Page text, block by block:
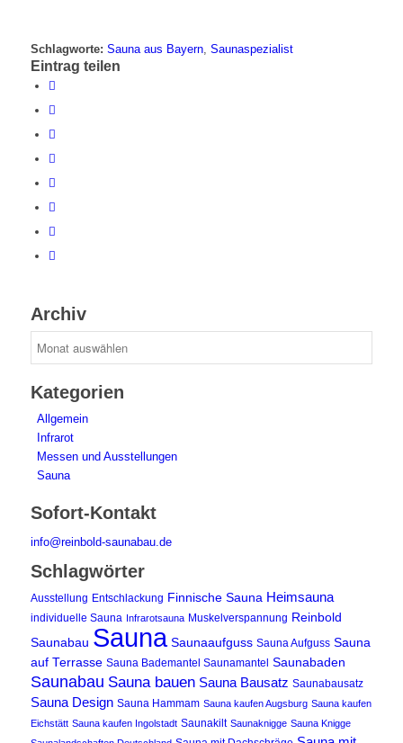
Schlagworte: Sauna aus Bayern, Saunaspezialist
Eintrag teilen
Archiv
Kategorien
Allgemein
Infrarot
Messen und Ausstellungen
Sauna
Sofort-Kontakt
info@reinbold-saunabau.de
Schlagwörter
Ausstellung Entschlackung Finnische Sauna Heimsauna
individuelle Sauna Infrarotsauna Muskelverspannung Reinbold
Saunabau Sauna Saunaaufguss Sauna Aufguss Sauna
auf Terrasse Sauna Bademantel Saunamantel Saunabaden
Saunabau Sauna bauen Sauna Bausatz Saunabausatz
Sauna Design Sauna Hammam Sauna kaufen Augsburg Sauna kaufen
Eichstätt Sauna kaufen Ingolstadt Saunakilt Saunaknigge Sauna Knigge